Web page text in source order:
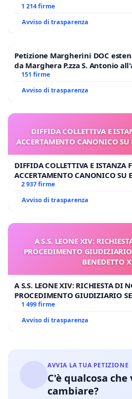
1 214 firme
Avviso di trasparenza
Petizione Margherini DOC
da Marghera P.zza S. Antonio
Polo tariffa a € 1,50
151 firme
Avviso di trasparenza
DIFFIDA COLLETTIVA E
ACCERTAMENTO CANONICO SU
DIFFIDA COLLETTIVA E ISTANZA
ACCERTAMENTO CANONICO SU
2 937 firme
Avviso di trasparenza
A S.S. LEONE XIV:
PROCEDIMENTO
BENEDETTO
A S.S. LEONE XIV: RICHIESTA DI
PROCEDIMENTO GIUDIZIARIO
BENEDETTO XVI
1 499 firme
Avviso di trasparenza
AVVIA LA TUA PETIZIONE
C'è qualcosa che
cambiare?